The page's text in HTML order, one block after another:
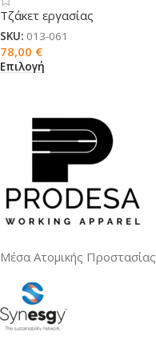
Τζάκετ εργασίας
SKU: 013-061
78,00 €
Επιλογή
Μέσα Ατομικής Προστασίας